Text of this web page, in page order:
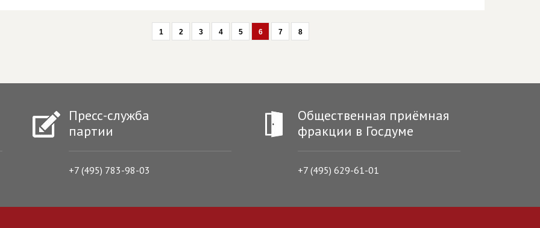
1 2 3 4 5 6 7 8
Пресс-служба
партии
+7 (495) 783-98-03
Общественная приёмная
фракции в Госдуме
+7 (495) 629-61-01